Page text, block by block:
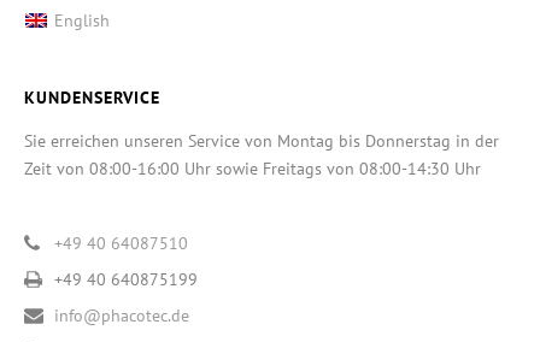
English
KUNDENSERVICE
Sie erreichen unseren Service von Montag bis Donnerstag in der
Zeit von 08:00-16:00 Uhr sowie Freitags von 08:00-14:30 Uhr
+49 40 64087510
+49 40 640875199
info@phacotec.de